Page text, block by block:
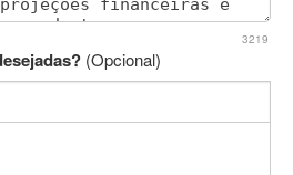
3219
(Opcional)